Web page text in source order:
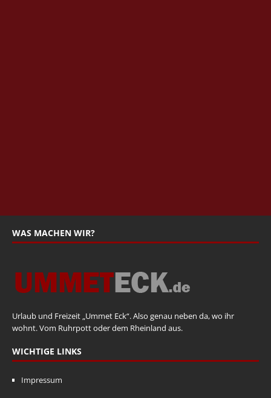
WAS MACHEN WIR?
Urlaub und Freizeit „Ummet Eck“. Also genau neben da, wo ihr
wohnt. Vom Ruhrpott oder dem Rheinland aus.
WICHTIGE LINKS
Impressum